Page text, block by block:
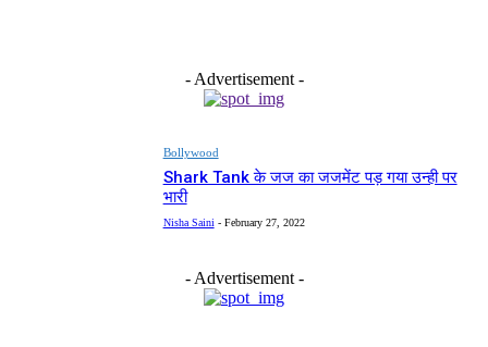
- Advertisement -
Bollywood
Shark Tank के जज का जजमेंट पड़ गया उन्ही पर
भारी
Nisha Saini - February 27, 2022
- Advertisement -